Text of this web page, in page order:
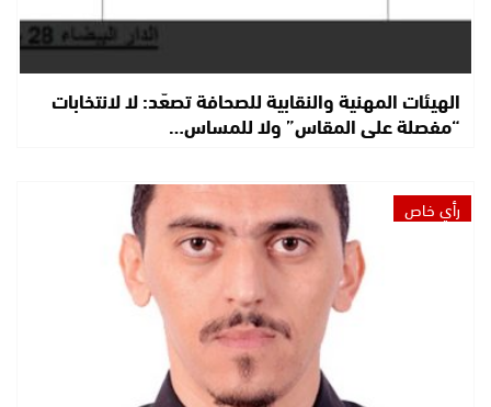
الهيئات المهنية والنقابية للصحافة تصعّد: لا لانتخابات
“مفصلة على المقاس” ولا للمساس…
رأي خاص